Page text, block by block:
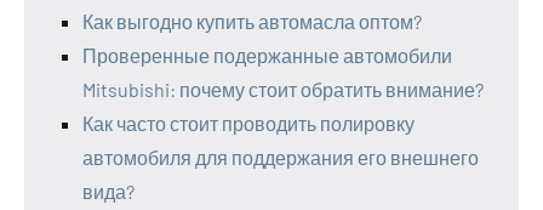
Как выгодно купить автомасла оптом?
Проверенные подержанные автомобили
Mitsubishi: почему стоит обратить внимание?
Как часто стоит проводить полировку
автомобиля для поддержания его внешнего
вида?